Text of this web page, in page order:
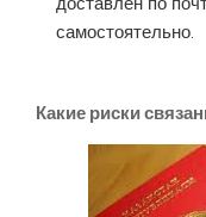
самостоятельно.
Какие риски